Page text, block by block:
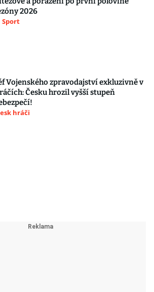
2026
Sport
Vojenského zpravodajství exkluzivně v
Česku hrozil vyšší stupeň
hráči